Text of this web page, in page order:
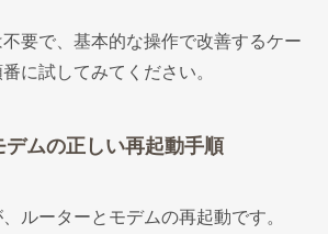
要で、基本的な操作で改善するケー
に試してみてください。
デムの正しい再起動手順
ルーターとモデムの再起動です。